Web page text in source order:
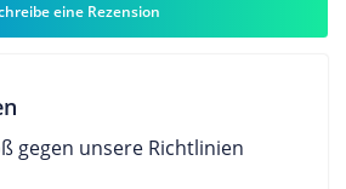
eine Rezension
gegen unsere Richtlinien